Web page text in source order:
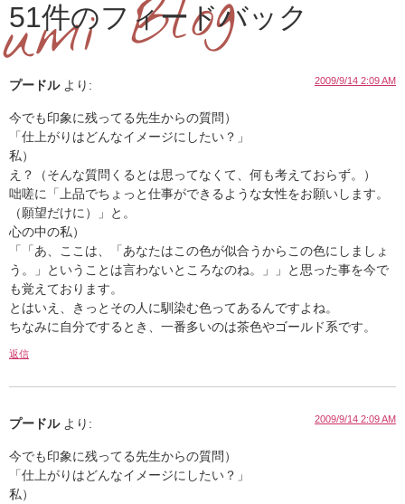
51件のフィードバック
プードル より: 2009/9/14 2:09 AM
今でも印象に残ってる先生からの質問）
「仕上がりはどんなイメージにしたい？」
私）
え？（そんな質問くるとは思ってなくて、何も考えておらず。）
咄嗟に「上品でちょっと仕事ができるような女性をお願いします。
（願望だけに）」と。
心の中の私）
「「あ、ここは、「あなたはこの色が似合うからこの色にしましょ
う。」ということは言わないところなのね。」」と思った事を今で
も覚えております。
とはいえ、きっとその人に馴染む色ってあるんですよね。
ちなみに自分でするとき、一番多いのは茶色やゴールド系です。
返信
プードル より: 2009/9/14 2:09 AM
今でも印象に残ってる先生からの質問）
「仕上がりはどんなイメージにしたい？」
私）